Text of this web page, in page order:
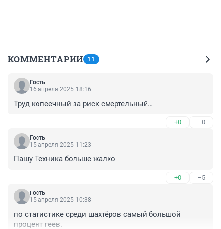
КОММЕНТАРИИ 11
Гость
16 апреля 2025, 18:16
Труд копеечный за риск смертельный…
+0 –0
Гость
15 апреля 2025, 11:23
Пашу Техника больше жалко
+0 –5
Гость
15 апреля 2025, 10:38
по статистике среди шахтёров самый большой
процент геев.